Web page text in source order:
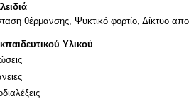
θέρμανσης, Ψυκτικό φορτίο, Δίκτυο
Υλικού